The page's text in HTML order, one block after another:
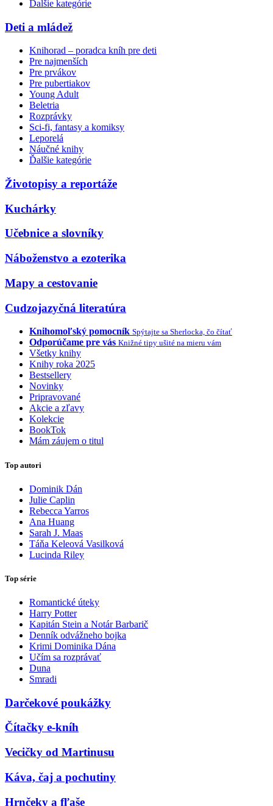
Ďalšie kategórie
Deti a mládež
Knihorad – poradca kníh pre deti
Pre najmenších
Pre prvákov
Pre pubertiakov
Young Adult
Beletria
Rozprávky
Sci-fi, fantasy a komiksy
Leporelá
Náučné knihy
Ďalšie kategórie
Životopisy a reportáže
Kuchárky
Učebnice a slovníky
Náboženstvo a ezoterika
Mapy a cestovanie
Cudzojazyčná literatúra
Knihomoľský pomocník Spýtajte sa Sherlocka, čo čítať
Odporúčame pre vás Knižné tipy ušité na mieru vám
Všetky knihy
Knihy roka 2025
Bestsellery
Novinky
Pripravované
Akcie a zľavy
Kolekcie
BookTok
Mám záujem o titul
Top autori
Dominik Dán
Julie Caplin
Rebecca Yarros
Ana Huang
Sarah J. Maas
Táňa Keleová Vasilková
Lucinda Riley
Top série
Romantické úteky
Harry Potter
Kapitán Stein a Notár Barbarič
Denník odvážneho bojka
Krimi Dominika Dána
Učím sa rozprávať
Duna
Smradi
Darčekové poukážky
Čítačky e-kníh
Vecičky od Martinusu
Káva, čaj a pochutiny
Hrnčeky a fľaše